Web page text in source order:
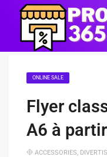
ONLINE SALE
Flyer
A6 à
ACCESSORIES,